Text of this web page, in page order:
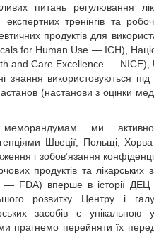
питань регулювання
тренінгів та
продуктів для
for Human Use — ICH),
and Care Excellence —
знання використовуються
(настанови з оцінки
ми активно
Швеції, Польщі,
і зобов’язання
продуктів та
— FDA) вперше в історії
розвитку Центру і
засобів є унікальною
прагнемо перейняти їх